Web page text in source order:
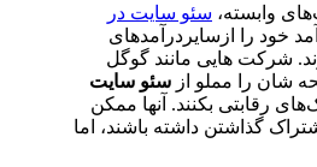
وابسته، سئو سایت در
خود را ازسایردرآمدهای
شرکت هایی مانند گوگل
شان را مملو از سئو سایت
رقابتی بکنند. آنها ممکن
گذاشتن داشته باشند، اما